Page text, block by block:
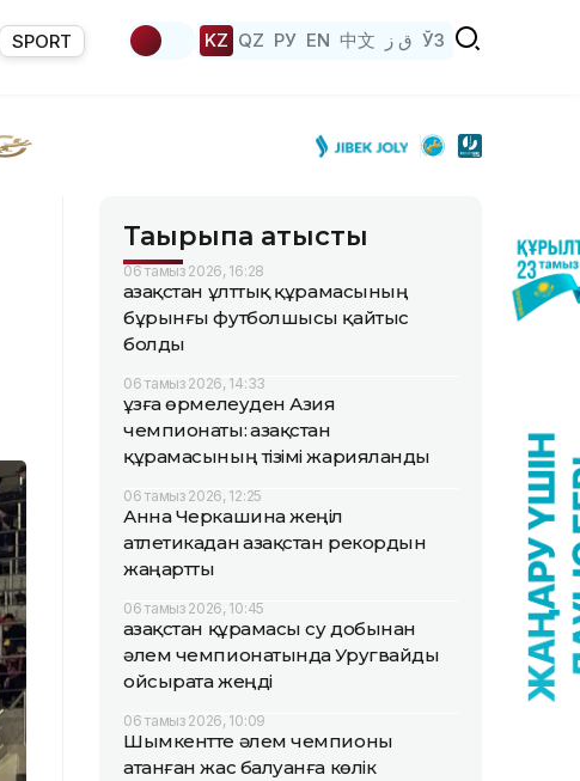
SPORT KZ QZ РУ EN 中文 ق ز ЎЗ
Тақырыпқа қатысты
06 тамыз 2026, 16:28
Қазақстан ұлттық құрамасының
бұрынғы футболшысы қайтыс
болды
06 тамыз 2026, 14:33
Құзға өрмелеуден Азия
чемпионаты: Қазақстан
құрамасының тізімі жарияланды
06 тамыз 2026, 12:25
Анна Черкашина жеңіл
атлетикадан Қазақстан рекордын
жаңартты
06 тамыз 2026, 10:45
Қазақстан құрамасы су добынан
әлем чемпионатында Уругвайды
ойсырата жеңді
06 тамыз 2026, 10:09
Шымкентте әлем чемпионы
атанған жас балуанға көлік